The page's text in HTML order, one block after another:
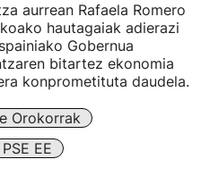
aurrean Rafaela Romero
hautagaiak adierazi
Gobernua
bitartez ekonomia
konprometituta daudela.
Orokorrak
PSE EE